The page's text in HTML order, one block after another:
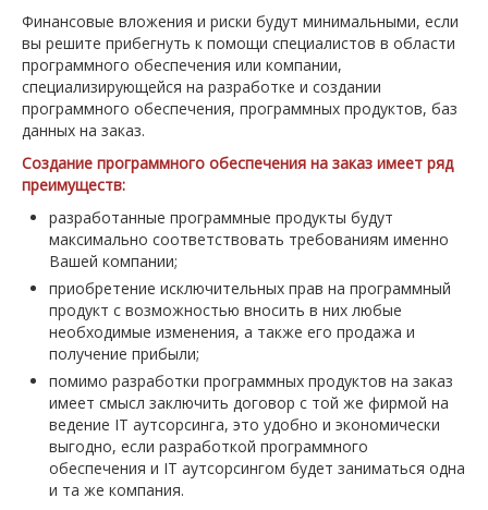
Финансовые вложения и риски будут минимальными, если
вы решите прибегнуть к помощи специалистов в области
программного обеспечения или компании,
специализирующейся на разработке и создании
программного обеспечения, программных продуктов, баз
данных на заказ.
Создание программного обеспечения на заказ имеет ряд
преимуществ:
разработанные программные продукты будут
максимально соответствовать требованиям именно
Вашей компании;
приобретение исключительных прав на программный
продукт с возможностью вносить в них любые
необходимые изменения, а также его продажа и
получение прибыли;
помимо разработки программных продуктов на заказ
имеет смысл заключить договор с той же фирмой на
ведение IT аутсорсинга, это удобно и экономически
выгодно, если разработкой программного
обеспечения и IT аутсорсингом будет заниматься одна
и та же компания.